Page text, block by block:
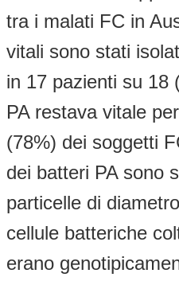
tra i malati FC in
vitali sono stati
in 17 pazienti su 18
PA restava vitale
(78%) dei soggetti
dei batteri PA sono
particelle di
cellule batteriche
erano